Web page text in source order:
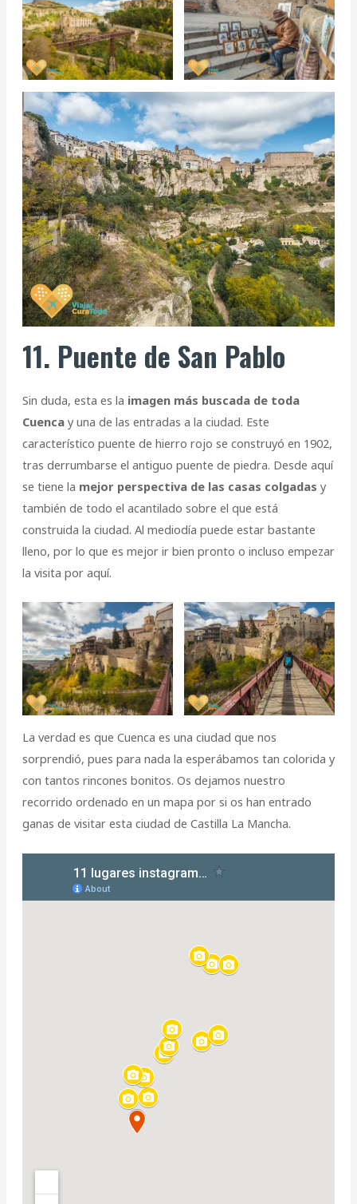
11. Puente de San Pablo
Sin duda, esta es la imagen más buscada de toda
Cuencay una de las entradas a la ciudad. Este
característico puente de hierro rojo se construyó en 1902,
tras derrumbarse el antiguo puente de piedra. Desde aquí
se tiene la mejor perspectiva de las casas colgadas y
también de todo el acantilado sobre el que está
construida la ciudad. Al mediodía puede estar bastante
lleno, por lo que es mejor ir bien pronto o incluso empezar
la visita por aquí.
La verdad es que Cuenca es una ciudad que nos
sorprendió, pues para nada la esperábamos tan colorida y
con tantos rincones bonitos. Os dejamos nuestro
recorrido ordenado en un mapa por si os han entrado
ganas de visitar esta ciudad de Castilla La Mancha.